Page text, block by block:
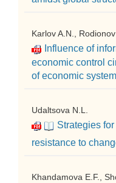
Karlov A.N.,
Influence of
economic control
of economic
Udaltsova N.L.
Strategies
resistance to
Khandamova E.F.,